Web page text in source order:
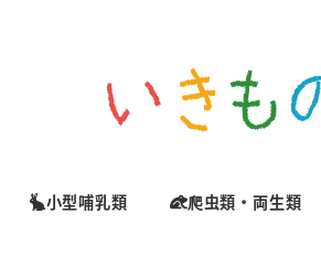
小型哺乳類 爬虫類・両生類